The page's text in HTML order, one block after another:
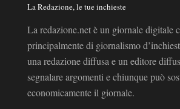
La Redazione, le tue inchieste
La redazione.net è un giornale digitale
principalmente di giornalismo
una redazione diffusa e un editore
segnalare argomenti e chiunque può
economicamente il giornale.